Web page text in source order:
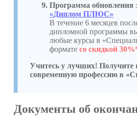
Программа обновления
«Диплом ПЛЮС»
В течение 6 месяцев
дипломной программы
любые курсы в
формате со скидкой
Учитесь у лучших! Получите
современную профессию в
Документы об